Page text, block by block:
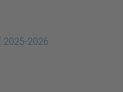
2025-2026